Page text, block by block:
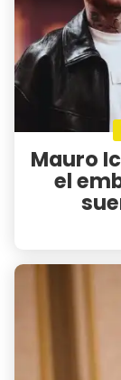
Mauro
el